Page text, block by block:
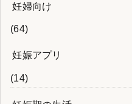
妊婦向け
(64)
妊娠アプリ
(14)